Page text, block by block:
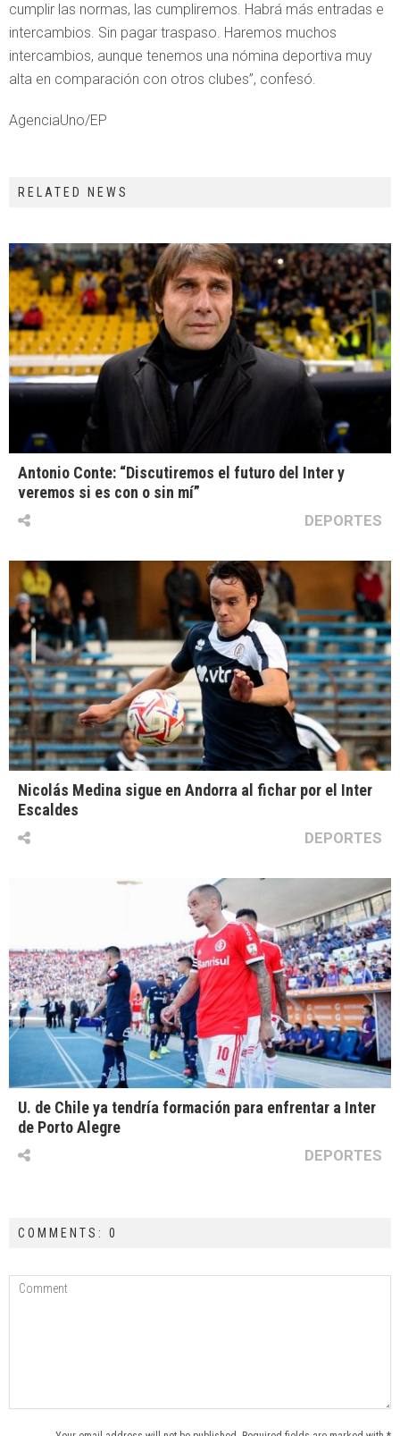
cumplir las normas, las cumpliremos. Habrá más entradas e
intercambios. Sin pagar traspaso. Haremos muchos
intercambios, aunque tenemos una nómina deportiva muy
alta en comparación con otros clubes”, confesó.
AgenciaUno/EP
RELATED NEWS
Antonio Conte: “Discutiremos el futuro del Inter y
veremos si es con o sin mí”
DEPORTES
Nicolás Medina sigue en Andorra al fichar por el Inter
Escaldes
DEPORTES
U. de Chile ya tendría formación para enfrentar a Inter
de Porto Alegre
DEPORTES
COMMENTS: 0